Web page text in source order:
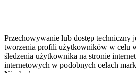
Przechowywanie lub dostęp techniczny
tworzenia profili użytkowników w celu
śledzenia użytkownika na stronie
internetowych w podobnych celach